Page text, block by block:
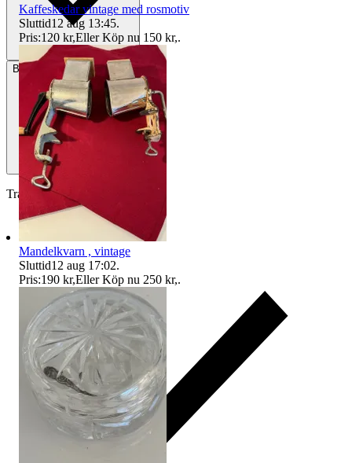
Betalning Via Tradera
Traderas köparskydd
Kaffeskedar vintage med rosmotiv
Sluttid12 aug 13:45.
Pris:120 kr,Eller Köp nu 150 kr,.
Mandelkvarn , vintage
Sluttid12 aug 17:02.
Pris:190 kr,Eller Köp nu 250 kr,.